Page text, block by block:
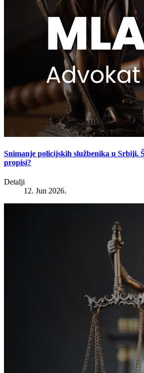
Snimanje policijskih službenika u Srbiji.
propisi?
Detalji
12. Jun 2026.